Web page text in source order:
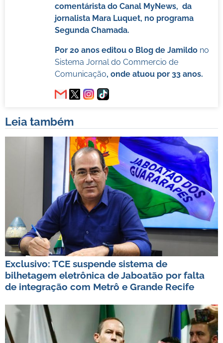
comentárista do Canal MyNews, da
jornalista Mara Luquet, no programa
Segunda Chamada.
Por 20 anos editou o Blog de Jamildo no
Sistema Jornal do Commercio de
Comunicação, onde atuou por 33 anos.
Leia também
Exclusivo: TCE suspende sistema de
bilhetagem eletrônica de Jaboatão por falta
de integração com Metrô e Grande Recife